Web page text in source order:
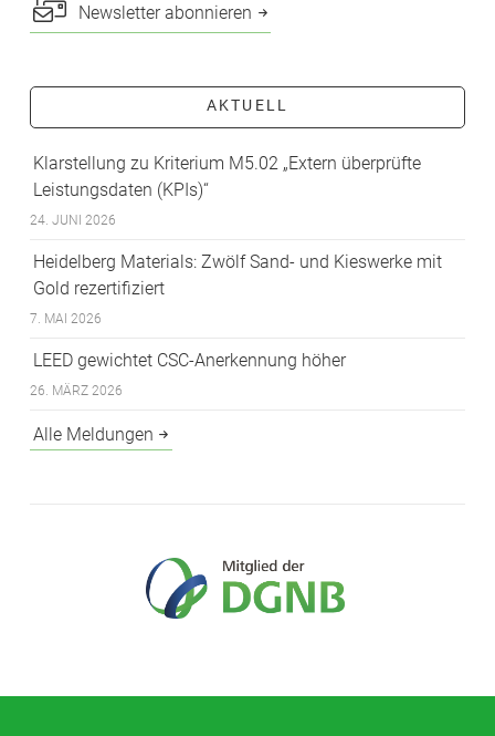
Newsletter abonnieren
AKTUELL
Klarstellung zu Kriterium M5.02 „Extern überprüfte
Leistungsdaten (KPIs)“
24. JUNI 2026
Heidelberg Materials: Zwölf Sand- und Kieswerke mit
Gold rezertifiziert
7. MAI 2026
LEED gewichtet CSC-Anerkennung höher
26. MÄRZ 2026
Alle Meldungen